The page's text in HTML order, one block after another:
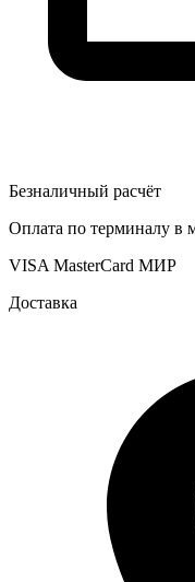
Безналичный расчёт
Оплата по терминалу в
VISA MasterCard МИР
Доставка